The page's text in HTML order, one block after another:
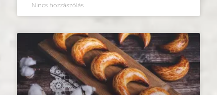
Nincs hozzászólás